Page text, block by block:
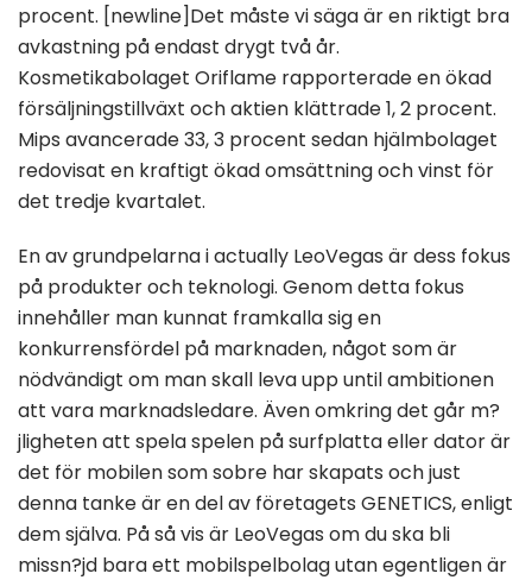
procent. [newline]Det måste vi säga är en riktigt bra
avkastning på endast drygt två år.
Kosmetikabolaget Oriflame rapporterade en ökad
försäljningstillväxt och aktien klättrade 1, 2 procent.
Mips avancerade 33, 3 procent sedan hjälmbolaget
redovisat en kraftigt ökad omsättning och vinst för
det tredje kvartalet.
En av grundpelarna i actually LeoVegas är dess fokus
på produkter och teknologi. Genom detta fokus
innehåller man kunnat framkalla sig en
konkurrensfördel på marknaden, något som är
nödvändigt om man skall leva upp until ambitionen
att vara marknadsledare. Även omkring det går m?
jligheten att spela spelen på surfplatta eller dator är
det för mobilen som sobre har skapats och just
denna tanke är en del av företagets GENETICS, enligt
dem själva. På så vis är LeoVegas om du ska bli
missn?jd bara ett mobilspelbolag utan egentligen är